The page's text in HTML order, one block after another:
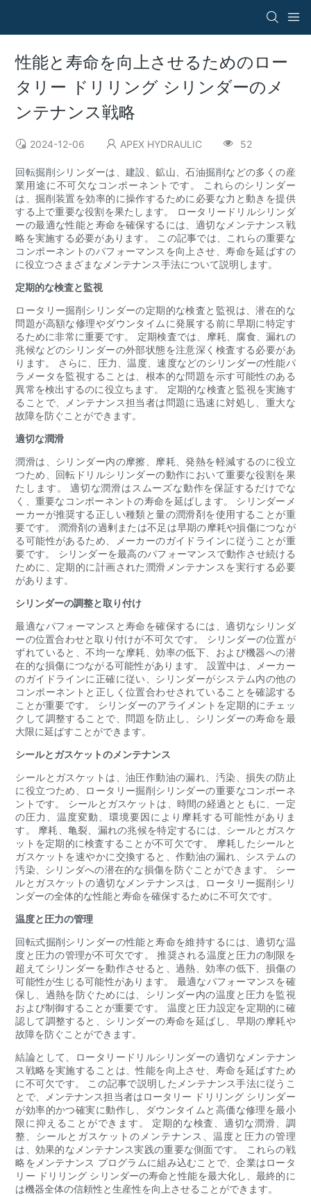
性能と寿命を向上させるためのロー
タリー ドリリング シリンダーのメ
ンテナンス戦略
2024-12-06 APEX HYDRAULIC 52
回転掘削シリンダーは、建設、鉱山、石油掘削などの多くの産
業用途に不可欠なコンポーネントです。 これらのシリンダー
は、掘削装置を効率的に操作するために必要な力と動きを提供
する上で重要な役割を果たします。 ロータリードリルシリンダ
ーの最適な性能と寿命を確保するには、適切なメンテナンス戦
略を実施する必要があります。 この記事では、これらの重要な
コンポーネントのパフォーマンスを向上させ、寿命を延ばすの
に役立つさまざまなメンテナンス手法について説明します。
定期的な検査と監視
ロータリー掘削シリンダーの定期的な検査と監視は、潜在的な
問題が高額な修理やダウンタイムに発展する前に早期に特定す
るために非常に重要です。 定期検査では、摩耗、腐食、漏れの
兆候などのシリンダーの外部状態を注意深く検査する必要があ
ります。 さらに、圧力、温度、速度などのシリンダーの性能パ
ラメータを監視することは、根本的な問題を示す可能性のある
異常を検出するのに役立ちます。 定期的な検査と監視を実施す
ることで、メンテナンス担当者は問題に迅速に対処し、重大な
故障を防ぐことができます。
適切な潤滑
潤滑は、シリンダー内の摩擦、摩耗、発熱を軽減するのに役立
つため、回転ドリルシリンダーの動作において重要な役割を果
たします。 適切な潤滑はスムーズな動作を保証するだけでな
く、重要なコンポーネントの寿命を延ばします。 シリンダーメ
ーカーが推奨する正しい種類と量の潤滑剤を使用することが重
要です。 潤滑剤の過剰または不足は早期の摩耗や損傷につなが
る可能性があるため、メーカーのガイドラインに従うことが重
要です。 シリンダーを最高のパフォーマンスで動作させ続ける
ために、定期的に計画された潤滑メンテナンスを実行する必要
があります。
シリンダーの調整と取り付け
最適なパフォーマンスと寿命を確保するには、適切なシリンダ
ーの位置合わせと取り付けが不可欠です。 シリンダーの位置が
ずれていると、不均一な摩耗、効率の低下、および機器への潜
在的な損傷につながる可能性があります。 設置中は、メーカー
のガイドラインに正確に従い、シリンダーがシステム内の他の
コンポーネントと正しく位置合わせされていることを確認する
ことが重要です。 シリンダーのアライメントを定期的にチェッ
クして調整することで、問題を防止し、シリンダーの寿命を最
大限に延ばすことができます。
シールとガスケットのメンテナンス
シールとガスケットは、油圧作動油の漏れ、汚染、損失の防止
に役立つため、ロータリー掘削シリンダーの重要なコンポーネ
ントです。 シールとガスケットは、時間の経過とともに、一定
の圧力、温度変動、環境要因により摩耗する可能性がありま
す。 摩耗、亀裂、漏れの兆候を特定するには、シールとガスケ
ットを定期的に検査することが不可欠です。 摩耗したシールと
ガスケットを速やかに交換すると、作動油の漏れ、システムの
汚染、シリンダへの潜在的な損傷を防ぐことができます。 シー
ルとガスケットの適切なメンテナンスは、ロータリー掘削シリ
ンダーの全体的な性能と寿命を確保するために不可欠です。
温度と圧力の管理
回転式掘削シリンダーの性能と寿命を維持するには、適切な温
度と圧力の管理が不可欠です。 推奨される温度と圧力の制限を
超えてシリンダーを動作させると、過熱、効率の低下、損傷の
可能性が生じる可能性があります。 最適なパフォーマンスを確
保し、過熱を防ぐためには、シリンダー内の温度と圧力を監視
および制御することが重要です。 温度と圧力設定を定期的に確
認して調整すると、シリンダーの寿命を延ばし、早期の摩耗や
故障を防ぐことができます。
結論として、ロータリードリルシリンダーの適切なメンテナン
ス戦略を実施することは、性能を向上させ、寿命を延ばすため
に不可欠です。 この記事で説明したメンテナンス手法に従うこ
とで、メンテナンス担当者はロータリー ドリリング シリンダー
が効率的かつ確実に動作し、ダウンタイムと高価な修理を最小
限に抑えることができます。 定期的な検査、適切な潤滑、調
整、シールとガスケットのメンテナンス、温度と圧力の管理
は、効果的なメンテナンス実践の重要な側面です。 これらの戦
略をメンテナンス プログラムに組み込むことで、企業はロータ
リー ドリリング シリンダーの寿命と性能を最大化し、最終的に
は機器全体の信頼性と生産性を向上させることができます。